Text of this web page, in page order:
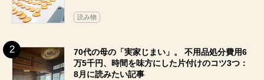
読み物
70代の母の「実家じまい」。 不用品処分費用6
万5千円、時間を味方にした片付けのコツ3つ：
8月に読みたい記事